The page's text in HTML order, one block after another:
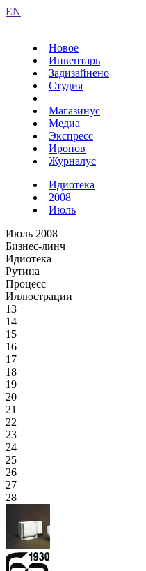
EN
Новое
Инвентарь
Задизайнено
Студия
Магазинус
Медиа
Экспресс
Иронов
Журналус
Идиотека
2008
Июль
Июль 2008
Бизнес-линч
Идиотека
Рутина
Процесс
Иллюстрации
13
14
15
16
17
18
19
20
21
22
23
24
25
26
27
28